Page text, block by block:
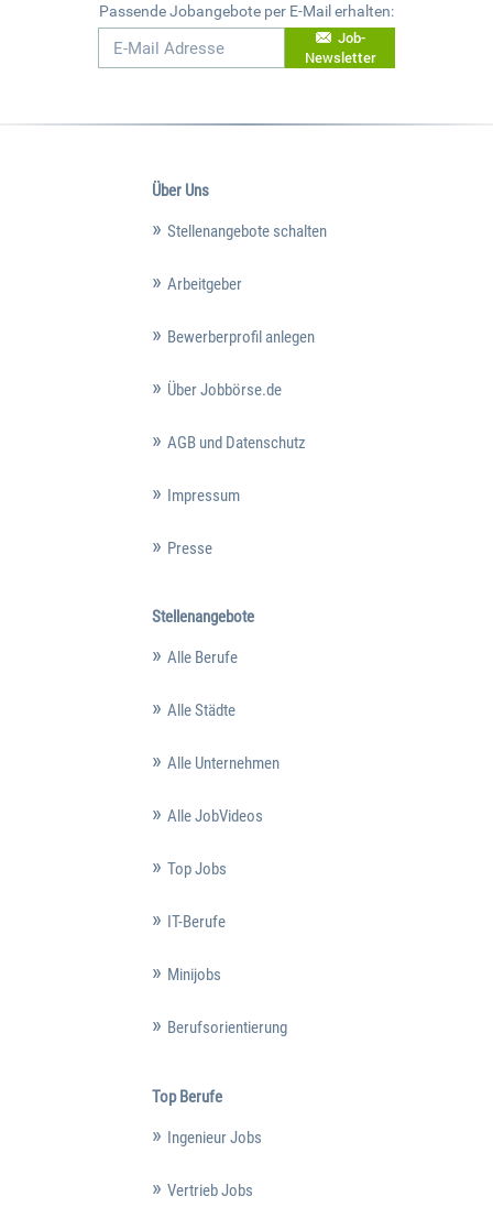
Passende Jobangebote per E-Mail erhalten:
Job-
Newsletter
Über Uns
Stellenangebote schalten
Arbeitgeber
Bewerberprofil anlegen
Über Jobbörse.de
AGB und Datenschutz
Impressum
Presse
Stellenangebote
Alle Berufe
Alle Städte
Alle Unternehmen
Alle JobVideos
Top Jobs
IT-Berufe
Minijobs
Berufsorientierung
Top Berufe
Ingenieur Jobs
Vertrieb Jobs